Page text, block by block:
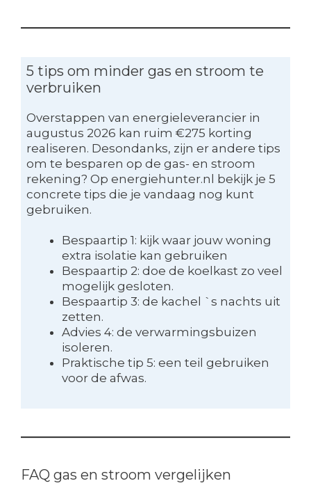
5 tips om minder gas en stroom te
verbruiken
Overstappen van energieleverancier in
augustus 2026 kan ruim €275 korting
realiseren. Desondanks, zijn er andere tips
om te besparen op de gas- en stroom
rekening? Op energiehunter.nl bekijk je 5
concrete tips die je vandaag nog kunt
gebruiken.
Bespaartip 1: kijk waar jouw woning
extra isolatie kan gebruiken
Bespaartip 2: doe de koelkast zo veel
mogelijk gesloten.
Bespaartip 3: de kachel `s nachts uit
zetten.
Advies 4: de verwarmingsbuizen
isoleren.
Praktische tip 5: een teil gebruiken
voor de afwas.
FAQ gas en stroom vergelijken